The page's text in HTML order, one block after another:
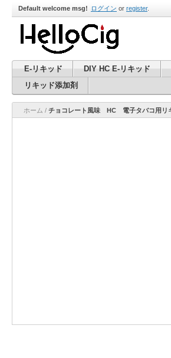
Default welcome msg! ログイン or register.
E-リキッド DIY HC E-リキッド
リキッド添加剤
ホーム / チョコレート風味 HC 電子タバコ用リ